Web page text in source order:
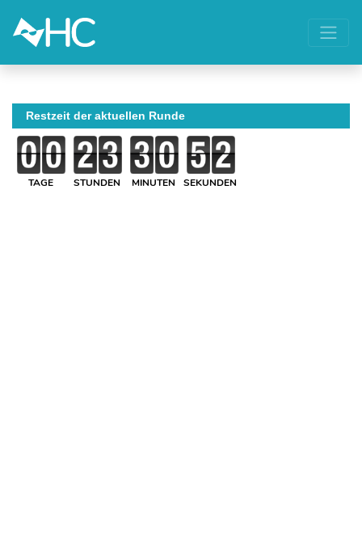
Restzeit der aktuellen Runde
TAGE STUNDEN MINUTEN SEKUNDEN